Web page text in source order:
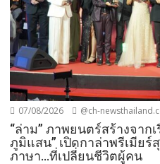
07/08/2026 @ch-
“ล่าม” ภาพยนตร์สร้างจาก
ภูมิแสน” เปิดกาล่าพรีเมีย
ภาษา…ที่เปลี่ยนชีวิตผู้คน